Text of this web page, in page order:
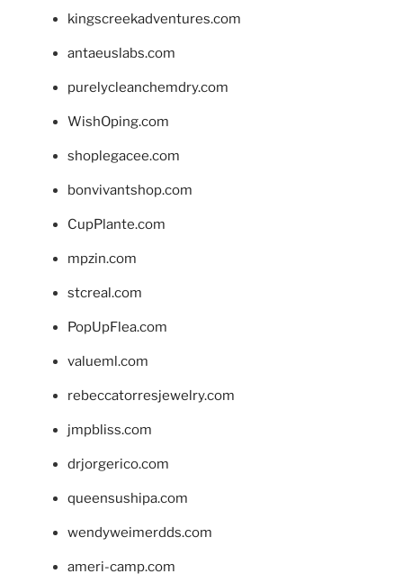
kingscreekadventures.com
antaeuslabs.com
purelycleanchemdry.com
WishOping.com
shoplegacee.com
bonvivantshop.com
CupPlante.com
mpzin.com
stcreal.com
PopUpFlea.com
valueml.com
rebeccatorresjewelry.com
jmpbliss.com
drjorgerico.com
queensushipa.com
wendyweimerdds.com
ameri-camp.com